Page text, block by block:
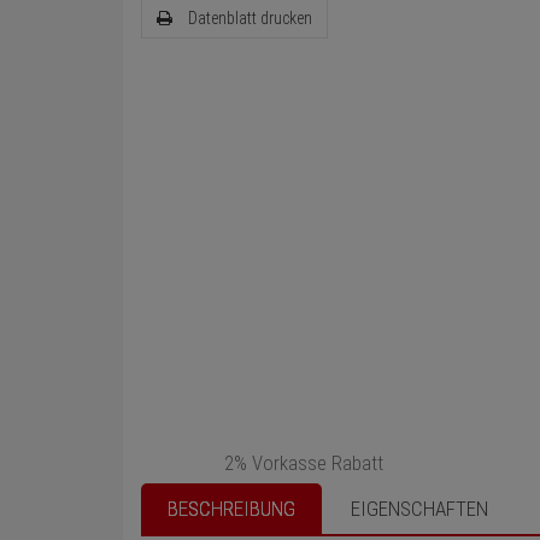
Datenblatt drucken
2% Vorkasse Rabatt
BESCHREIBUNG
EIGENSCHAFTEN